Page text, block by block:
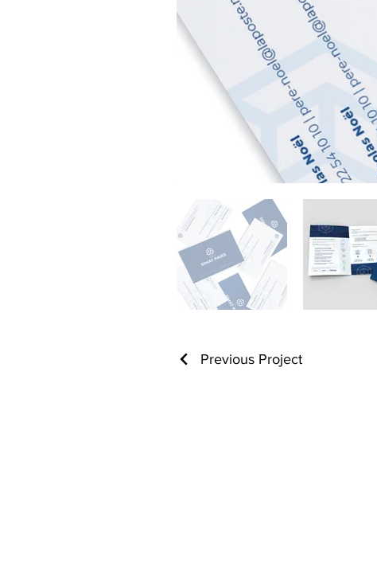
Previous Project